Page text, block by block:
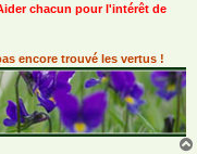
chacun pour l'intérêt de
encore trouvé les vertus !